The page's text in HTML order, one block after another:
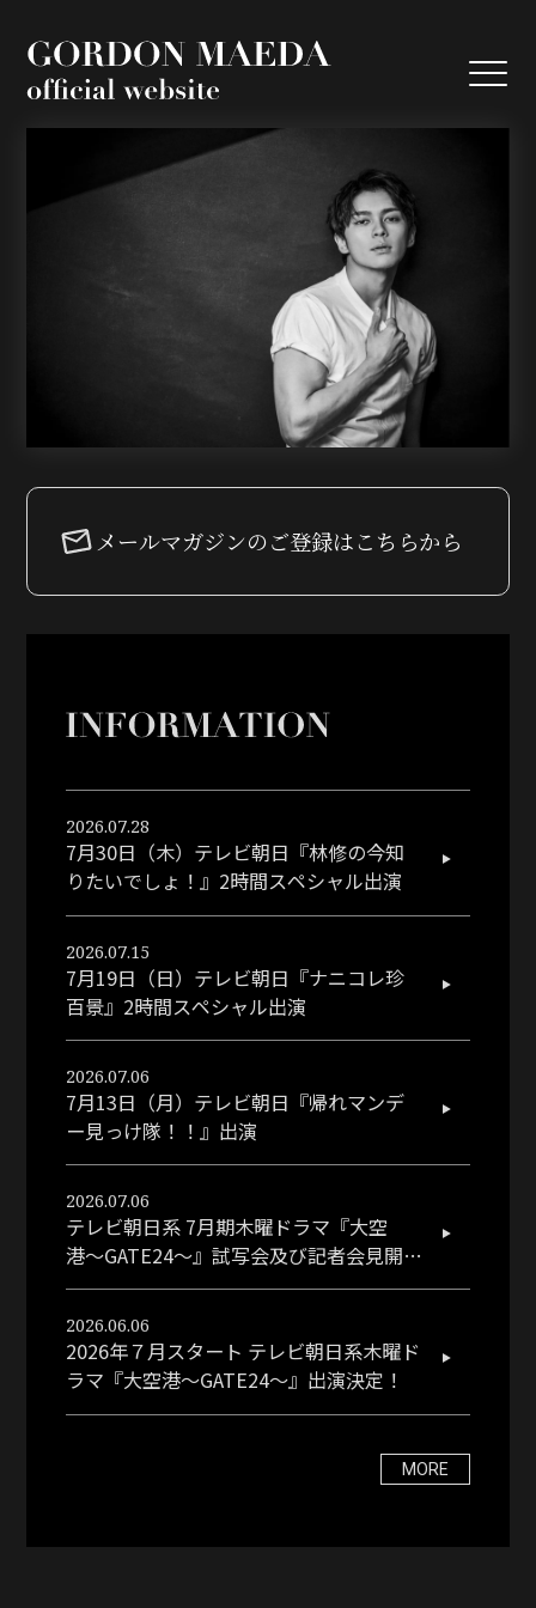
GORDON
メールマガジンのご登録はこちらから
2026.07.28
7月30日（木）テレビ朝日『林修の今知
りたいでしょ！』2時間スペシャル出演
2026.07.15
7月19日（日）テレビ朝日『ナニコレ珍
百景』2時間スペシャル出演
2026.07.06
7月13日（月）テレビ朝日『帰れマンデ
ー見っけ隊！！』出演
2026.07.06
テレビ朝日系 7月期木曜ドラマ『大空
港〜GATE24〜』試写会及び記者会見開催
決定！
2026.06.06
2026年７月スタート テレビ朝日系木曜ド
ラマ『大空港～GATE24～』出演決定！
MORE